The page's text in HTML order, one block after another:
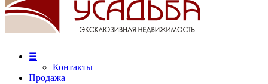
☰
Контакты
Продажа